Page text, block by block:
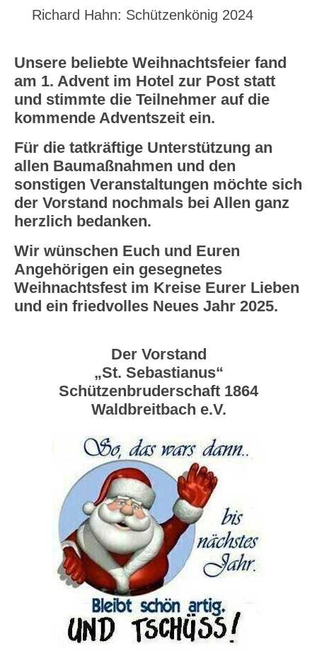
Richard Hahn: Schützenkönig 2024
Unsere beliebte Weihnachtsfeier fand
am 1. Advent im Hotel zur Post statt
und stimmte die Teilnehmer auf die
kommende Adventszeit ein.
Für die tatkräftige Unterstützung an
allen Baumaßnahmen und den
sonstigen Veranstaltungen möchte sich
der Vorstand nochmals bei Allen ganz
herzlich bedanken.
Wir wünschen Euch und Euren
Angehörigen ein gesegnetes
Weihnachtsfest im Kreise Eurer Lieben
und ein friedvolles Neues Jahr 2025.
Der Vorstand
„St. Sebastianus“
Schützenbruderschaft 1864
Waldbreitbach e.V.